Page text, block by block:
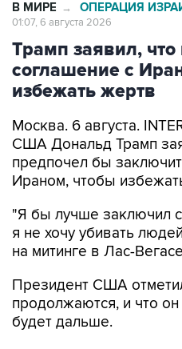
Трамп заявил, что
соглашение с
избежать жертв
Москва. 6 августа.
предпочел бы
Ираном, чтобы
"Я бы лучше заключил
на митинге в Лас-
Президент США
будет дальше.
Он вновь заявил, что